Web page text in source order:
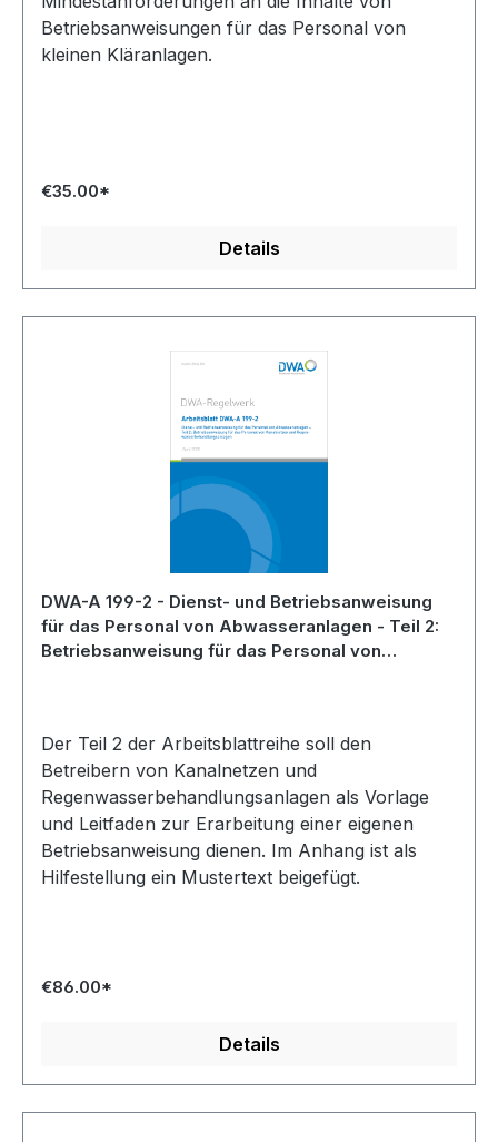
Betriebsanweisungen für das Personal von
kleinen Kläranlagen.
€35.00*
Details
DWA-A 199-2 - Dienst- und Betriebsanweisung
für das Personal von Abwasseranlagen - Teil 2:
Betriebsanweisung für das Personal von
Der Teil 2 der Arbeitsblattreihe soll den
Betreibern von Kanalnetzen und
Regenwasserbehandlungsanlagen als Vorlage
und Leitfaden zur Erarbeitung einer eigenen
Betriebsanweisung dienen. Im Anhang ist als
Hilfestellung ein Mustertext beigefügt.
€86.00*
Details